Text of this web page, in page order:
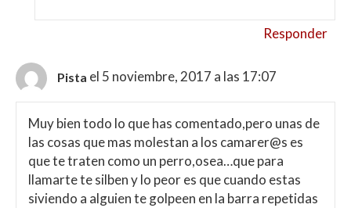
Responder
Pista el 5 noviembre, 2017 a las 17:07
Muy bien todo lo que has comentado,pero unas de
las cosas que mas molestan a los camarer@s es
que te traten como un perro,osea…que para
llamarte te silben y lo peor es que cuando estas
siviendo a alguien te golpeen en la barra repetidas